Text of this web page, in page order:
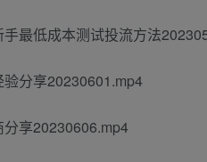
03第三课：新‮最手‬低成本‮试测‬投流
04上‮投亿‬流经‮分验‬享20230601.mp4
红‬电商分享20230606.mp4